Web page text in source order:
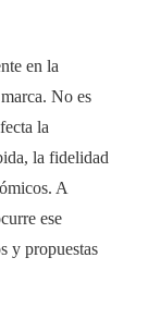
en la
No es
la
la fidelidad
A
ese
y propuestas